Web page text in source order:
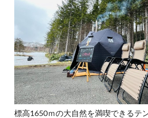
標高1650ｍの大自然を満喫できるテ